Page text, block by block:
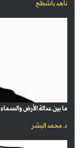
ناهد باشطح
ما بين عدالة الأرض والسماء
د. محمد البشر